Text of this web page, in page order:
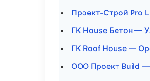
Проект-Строй Pro
ГК House Бетон —
ГК Roof House —
ООО Проект Build —